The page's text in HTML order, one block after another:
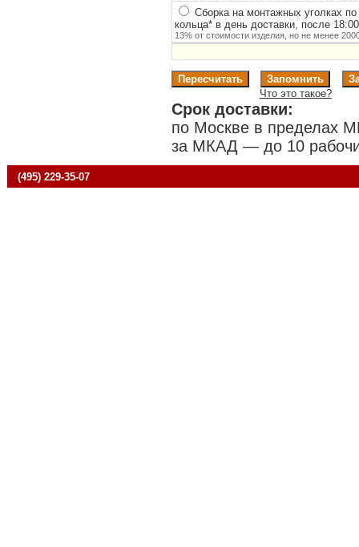
Сборка на монтажных уголках
кольца*в день доставки, после
13% от стоимости изделия, но не менее
Что это такое?
Срок доставки:
по Москве в пределах
за МКАД — до 10
(495) 229-35-07